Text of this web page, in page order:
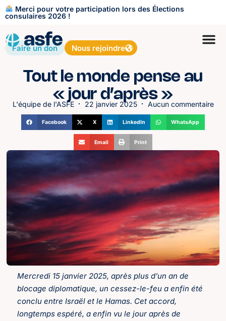
Merci pour votre participation lors des Élections
consulaires 2026 !
Faire un don Nous rejoindre
Tout le monde pense au
« jour d’après »
L'équipe de l'ASFE 22 janvier 2025 Aucun commentaire
Facebook X LinkedIn WhatsApp
Email Print
Mercredi 15 janvier 2025, après plus d’un an de
blocage diplomatique, un cessez-le-feu a enfin été
conclu entre Israël et le Hamas. Cet accord,
longtemps espéré, a enfin vu le jour après de